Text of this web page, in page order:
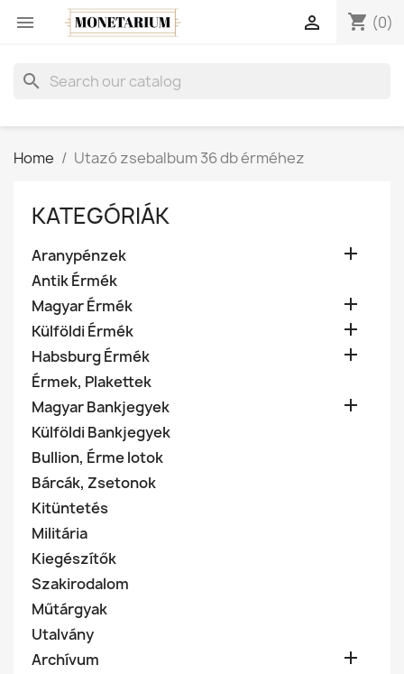
 shopping_cart (0)

search
Home Utazó zsebalbum 36 db érméhez
KATEGÓRIÁK
Aranypénzek 
Antik Érmék
Magyar Érmék

Külföldi Érmék 
Habsburg Érmék 
Érmek, Plakettek
Magyar Bankjegyek

Külföldi Bankjegyek
Bullion, Érme lotok
Bárcák, Zsetonok
Kitüntetés
Militária
Kiegészítők
Szakirodalom
Műtárgyak
Utalvány
Archívum
